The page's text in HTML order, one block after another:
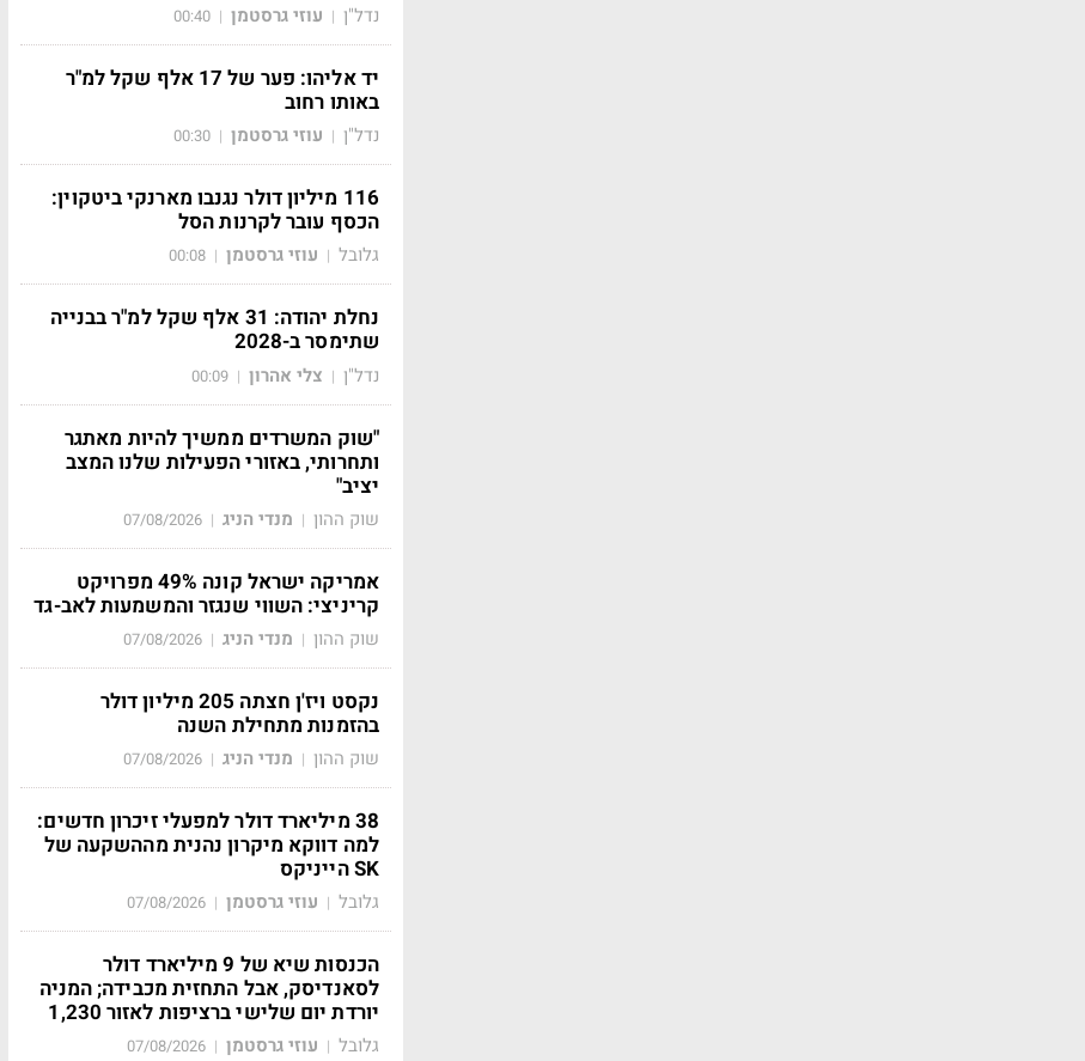
נדל"ן | עוזי גרסטמן |
00:40
יד אליהו: פער של 17 אלף שקל למ"ר
באותו רחוב
נדל"ן | עוזי גרסטמן |
00:30
116 מיליון דולר נגנבו מארנקי ביטקוין:
הכסף עובר לקרנות הסל
גלובל | עוזי גרסטמן |
00:08
נחלת יהודה: 31 אלף שקל למ"ר בבנייה
שתימסר ב-2028
נדל"ן | צלי אהרון |
00:09
"שוק המשרדים ממשיך להיות מאתגר
ותחרותי, באזורי הפעילות שלנו המצב
יציב"
שוק ההון | מנדי הניג |
07/08/2026
אמריקה ישראל קונה 49% מפרויקט
קריניצי: השווי שנגזר והמשמעות לאב-גד
שוק ההון | מנדי הניג |
07/08/2026
נקסט ויז'ן חצתה 205 מיליון דולר
בהזמנות מתחילת השנה
שוק ההון | מנדי הניג |
07/08/2026
38 מיליארד דולר למפעלי זיכרון חדשים:
למה דווקא מיקרון נהנית מההשקעה של
SK הייניקס
גלובל | עוזי גרסטמן |
07/08/2026
הכנסות שיא של 9 מיליארד דולר
לסאנדיסק, אבל התחזית מכבידה; המניה
יורדת יום שלישי ברציפות לאזור 1,230
גלובל | עוזי גרסטמן |
07/08/2026